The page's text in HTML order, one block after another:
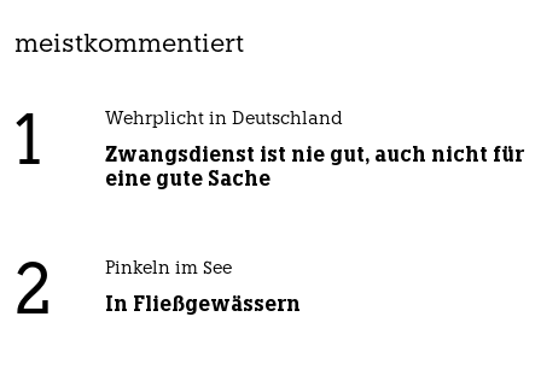
meistkommentiert
1 Wehrplicht in Deutschland
Zwangsdienst ist nie gut, auch nicht für
eine gute Sache
2 Pinkeln im See
In Fließgewässern